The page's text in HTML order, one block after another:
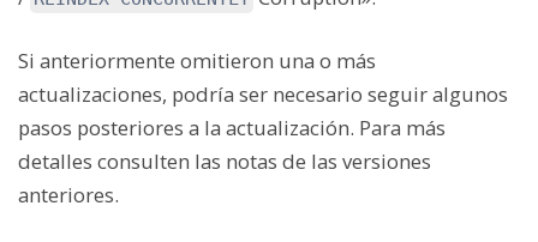
Si anteriormente omitieron una o más
actualizaciones, podría ser necesario seguir algunos
pasos posteriores a la actualización. Para más
detalles consulten las notas de las versiones
anteriores.